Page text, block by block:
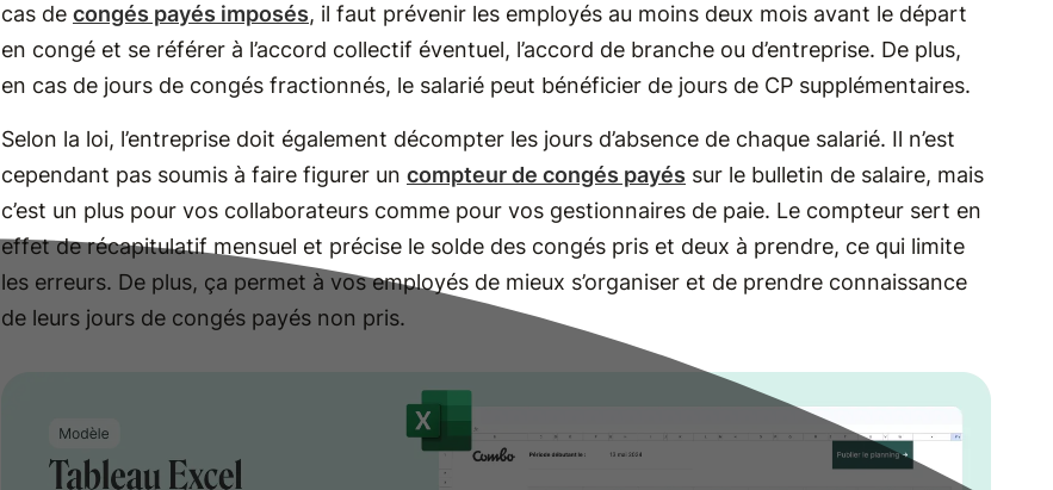
cas de congés payés imposés, il faut prévenir les employés au moins deux mois avant le départ
en congé et se référer à l’accord collectif éventuel, l’accord de branche ou d’entreprise. De plus,
en cas de jours de congés fractionnés, le salarié peut bénéficier de jours de CP supplémentaires.
Selon la loi, l’entreprise doit également décompter les jours d’absence de chaque salarié. Il n’est
cependant pas soumis à faire figurer un compteur de congés payés sur le bulletin de salaire, mais
c’est un plus pour vos collaborateurs comme pour vos gestionnaires de paie. Le compteur sert en
effet de récapitulatif mensuel et précise le solde des congés pris et deux à prendre, ce qui limite
les erreurs. De plus, ça permet à vos employés de mieux s’organiser et de prendre connaissance
de leurs jours de congés payés non pris.